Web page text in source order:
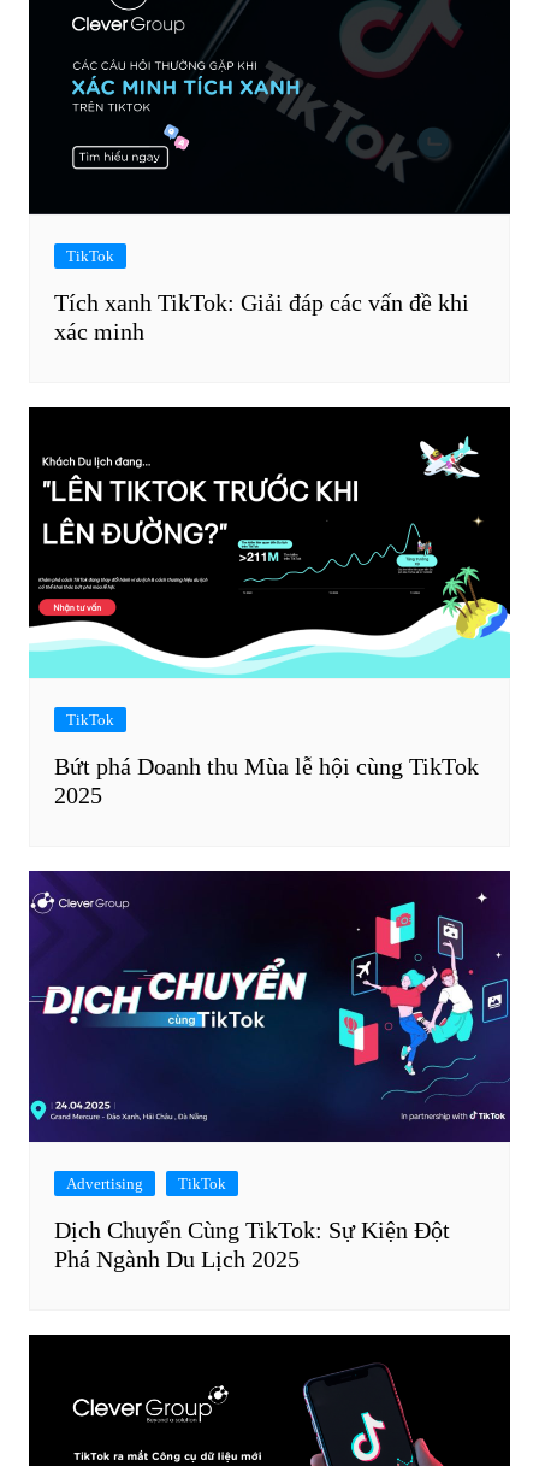
TikTok
Tích xanh TikTok: Giải đáp các vấn đề khi
xác minh
TikTok
Bứt phá Doanh thu Mùa lễ hội cùng TikTok
2025
Advertising TikTok
Dịch Chuyển Cùng TikTok: Sự Kiện Đột
Phá Ngành Du Lịch 2025